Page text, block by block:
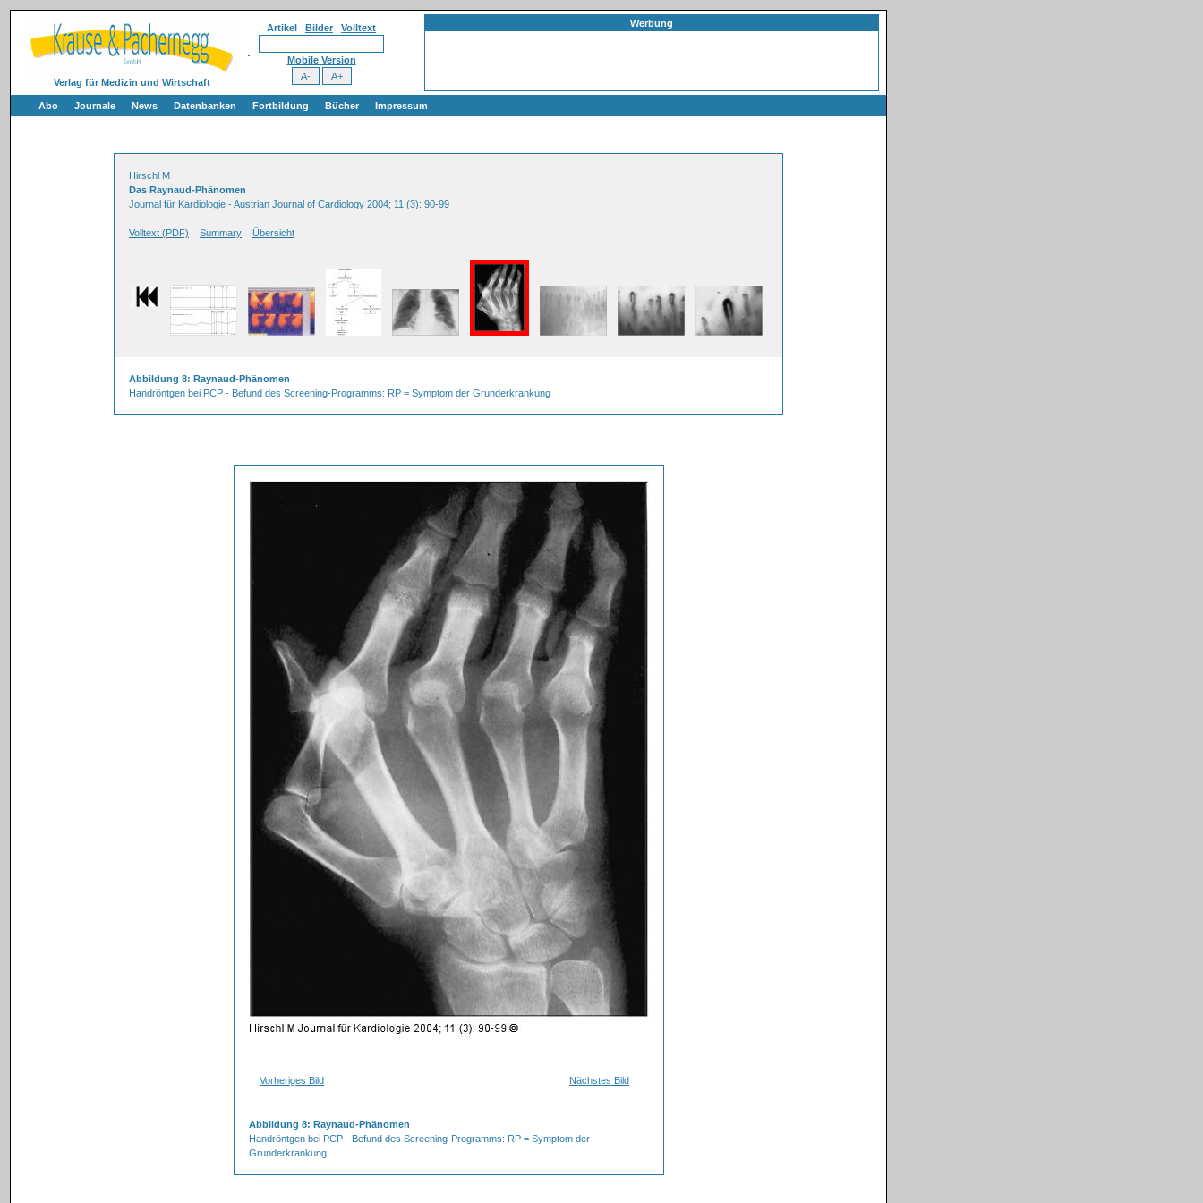
Verlag für Medizin und Wirtschaft
Artikel Bilder Volltext
Mobile Version
Werbung
Abo Journale News Datenbanken Fortbildung Bücher Impressum
Hirschl M
Das Raynaud-Phänomen
Journal für Kardiologie - Austrian Journal of Cardiology 2004; 11 (3): 90-99
Volltext (PDF) Summary Übersicht
Abbildung 8: Raynaud-Phänomen
Handröntgen bei PCP - Befund des Screening-Programms: RP = Symptom der Grunderkrankung
Vorheriges Bild Nächstes Bild
Abbildung 8: Raynaud-Phänomen
Handröntgen bei PCP - Befund des Screening-Programms: RP = Symptom der
Grunderkrankung